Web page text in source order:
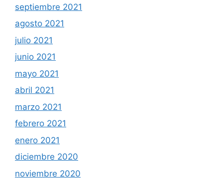
septiembre 2021
agosto 2021
julio 2021
junio 2021
mayo 2021
abril 2021
marzo 2021
febrero 2021
enero 2021
diciembre 2020
noviembre 2020